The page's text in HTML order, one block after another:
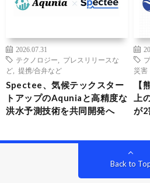
2026.07.31
テクノロジー
プレスリリースな
ど
提携/合弁など
Spectee、気候テックスター
トアップのAquniaと高精度な
洪水予測技術を共同開発へ
災害
【
上
が2
Back to